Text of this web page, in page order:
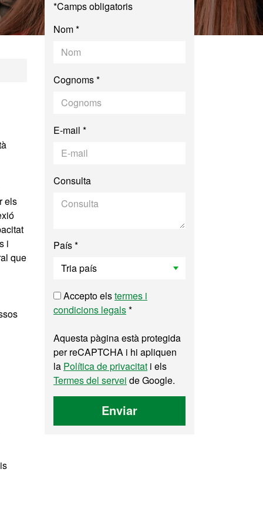
i Cultural
els
i
que
*Camps obligatoris
Nom *
Cognoms *
E-mail *
Consulta
País *
Accepto elstermes i
condicions legals*
Aquesta pàgina està protegida
per reCAPTCHA i hi apliquen
la Política de privacitat i els
Termes del servei de Google.
Enviar